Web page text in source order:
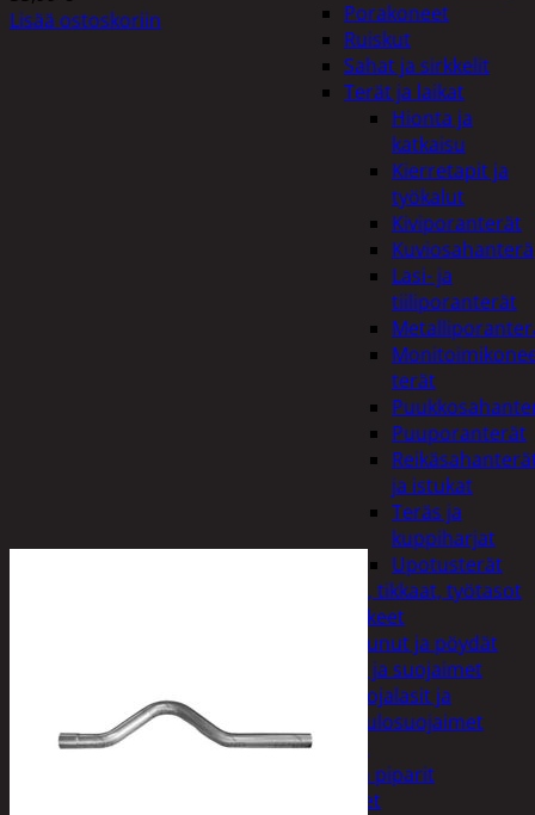
Porakoneet
Ruiskut
Sahat ja sirkkelit
Terät ja laikat
Hionta ja
katkaisu
Kierretapit ja
työkalut
Kiviporanterät
Kuviosahanterä
Lasi- ja
tiiliporanterät
terät
Puuporanterät
ja istukat
Teräs ja
kuppiharjat
Upotusterät
Telineet, tikkaat, työtasot
ja tarvikkeet
Vaunut ja pöydät
Työasut ja suojaimet
Suojalasit ja
kuulosuojaimet
Elintarvikkeet
Keksit ja piparit
Mausteet
Lisää ostoskoriin